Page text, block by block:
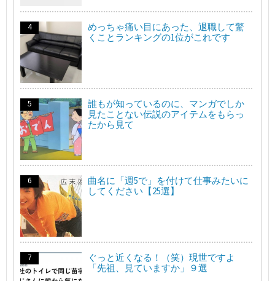
めっちゃ痛い目にあった、退職して驚
くことランキングの1位がこれです
誰もが知っているのに、マンガでしか
見たことない伝説のアイテムをもらっ
たから見て
曲名に「週5で」を付けて仕事みたいに
してください【25選】
ぐっと近くなる！（笑）現世ですよ
「先祖、見ていますか」９選